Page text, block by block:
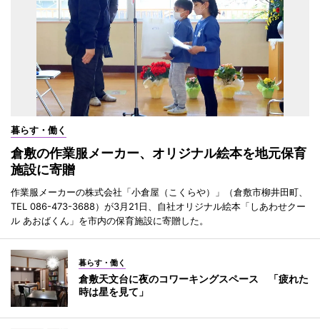
暮らす・働く
倉敷の作業服メーカー、オリジナル絵本を地元保育
施設に寄贈
作業服メーカーの株式会社「小倉屋（こくらや）」（倉敷市柳井田町、
TEL 086-473-3688）が3月21日、自社オリジナル絵本「しあわせクー
ル あおばくん」を市内の保育施設に寄贈した。
暮らす・働く
倉敷天文台に夜のコワーキングスペース 「疲れた
時は星を見て」